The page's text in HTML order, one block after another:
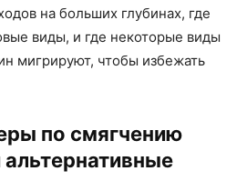
на больших глубинах, где
виды, и где некоторые виды
мигрируют, чтобы избежать
по смягчению